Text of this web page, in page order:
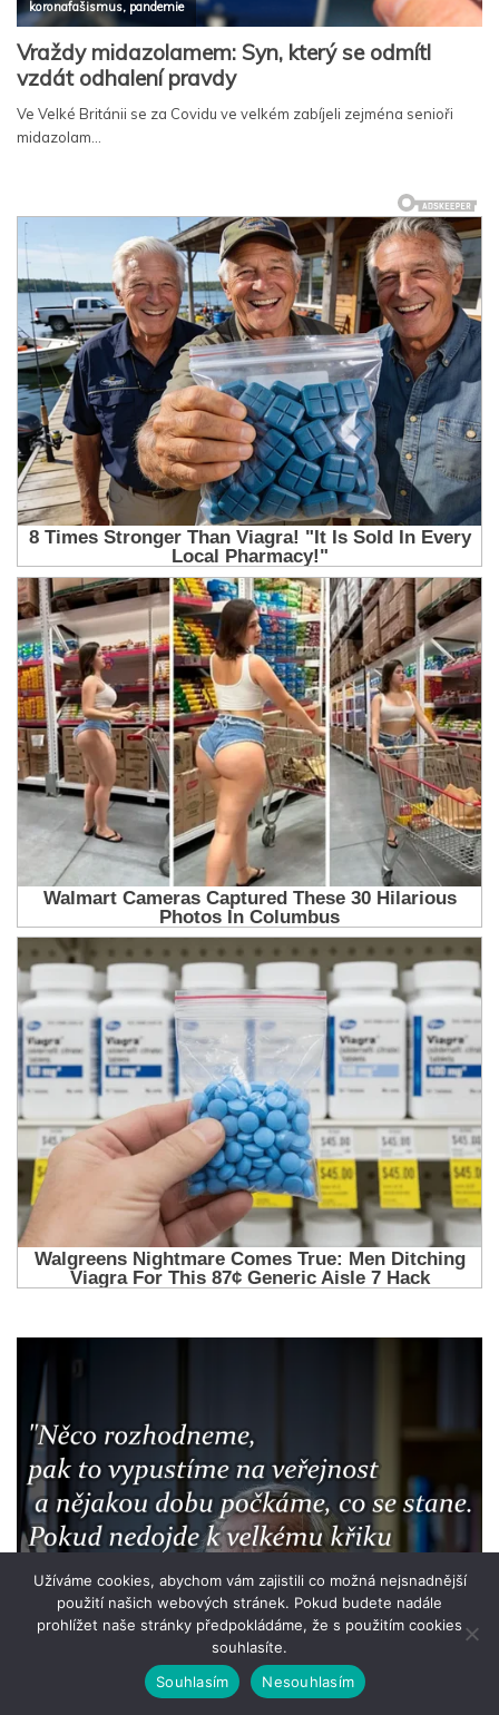
Užíváme cookies, abychom vám zajistili co možná nejsnadnější
použití našich webových stránek. Pokud budete nadále
prohlížet naše stránky předpokládáme, že s použitím cookies
souhlasíte.
Souhlasím
Nesouhlasím